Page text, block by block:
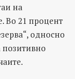
на
Во 21 процент
односно
позитивно